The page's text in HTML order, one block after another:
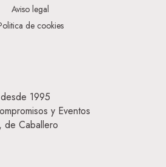
Aviso legal
de cookies
1995
y Eventos
de Caballero